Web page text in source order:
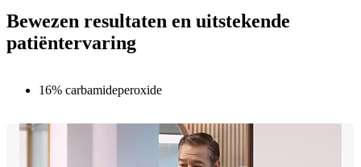
Bewezen resultaten en uitstekende
patiëntervaring
16% carbamideperoxide